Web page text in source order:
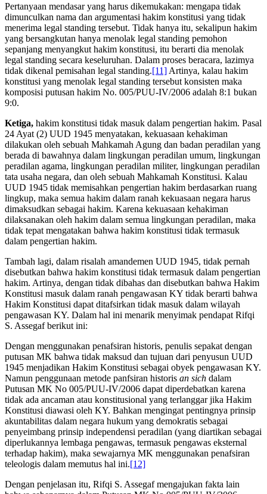
Pertanyaan mendasar yang harus dikemukakan: mengapa tidak
dimunculkan nama dan argumentasi hakim konstitusi yang tidak
menerima legal standing tersebut. Tidak hanya itu, sekalipun hakim
yang bersangkutan hanya menolak legal standing pemohon
sepanjang menyangkut hakim konstitusi, itu berarti dia menolak
legal standing secara keseluruhan. Dalam proses beracara, lazimya
tidak dikenal pemisahan legal standing.[11] Artinya, kalau hakim
konstitusi yang menolak legal standing tersebut konsisten maka
komposisi putusan hakim No. 005/PUU-IV/2006 adalah 8:1 bukan
9:0.
Ketiga, hakim konstitusi tidak masuk dalam pengertian hakim. Pasal
24 Ayat (2) UUD 1945 menyatakan, kekuasaan kehakiman
dilakukan oleh sebuah Mahkamah Agung dan badan peradilan yang
berada di bawahnya dalam lingkungan peradilan umum, lingkungan
peradilan agama, lingkungan peradilan militer, lingkungan peradilan
tata usaha negara, dan oleh sebuah Mahkamah Konstitusi. Kalau
UUD 1945 tidak memisahkan pengertian hakim berdasarkan ruang
lingkup, maka semua hakim dalam ranah kekuasaan negara harus
dimaksudkan sebagai hakim. Karena kekuasaan kehakiman
dilaksanakan oleh hakim dalam semua lingkungan peradilan, maka
tidak tepat mengatakan bahwa hakim konstitusi tidak termasuk
dalam pengertian hakim.
Tambah lagi, dalam risalah amandemen UUD 1945, tidak pernah
disebutkan bahwa hakim konstitusi tidak termasuk dalam pengertian
hakim. Artinya, dengan tidak dibahas dan disebutkan bahwa Hakim
Konstitusi masuk dalam ranah pengawasan KY tidak berarti bahwa
Hakim Konstitusi dapat ditafsirkan tidak masuk dalam wilayah
pengawasan KY. Dalam hal ini menarik menyimak pendapat Rifqi
S. Assegaf berikut ini:
Dengan menggunakan penafsiran historis, penulis sepakat dengan
putusan MK bahwa tidak maksud dan tujuan dari penyusun UUD
1945 menjadikan Hakim Konstitusi sebagai obyek pengawasan KY.
Namun penggunaan metode panfsiran historis an sich dalam
Putusan MK No 005/PUU-IV/2006 dapat diperdebatkan karena
tidak ada ancaman atau konstitusional yang terlanggar jika Hakim
Konstitusi diawasi oleh KY. Bahkan mengingat pentingnya prinsip
akuntabilitas dalam negara hukum yang demokratis sebagai
penyeimbang prinsip independensi peradilan (yang diartikan sebagai
diperlukannya lembaga pengawas, termasuk pengawas eksternal
terhadap hakim), maka sewajarnya MK menggunakan penafsiran
teleologis dalam memutus hal ini.[12]
Dengan penjelasan itu, Rifqi S. Assegaf mengajukan fakta lain